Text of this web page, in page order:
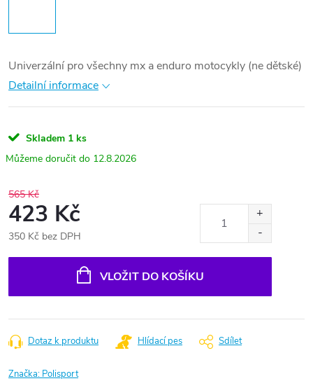
Univerzální pro všechny mx a enduro motocykly (ne dětské)
Detailní informace
Skladem 1 ks
12.8.2026
565 Kč
423 Kč
350 Kč bez DPH
VLOŽIT DO KOŠÍKU
Dotaz k produktu Hlídací pes Sdílet
Značka: Polisport